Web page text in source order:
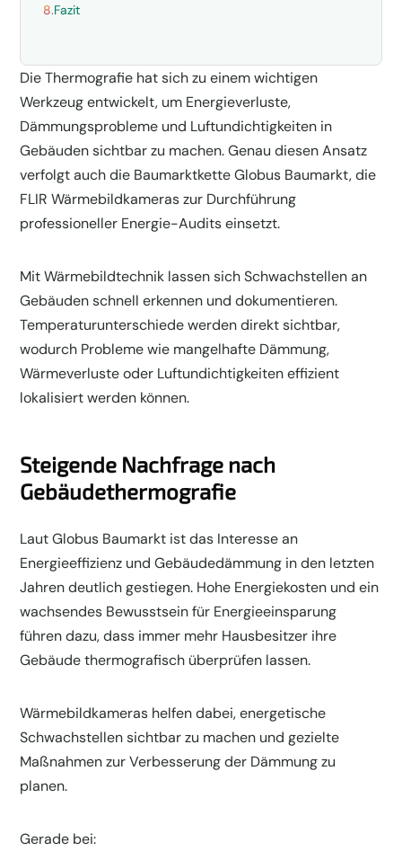
8.Fazit
Die Thermografie hat sich zu einem wichtigen
Werkzeug entwickelt, um Energieverluste,
Dämmungsprobleme und Luftundichtigkeiten in
Gebäuden sichtbar zu machen. Genau diesen Ansatz
verfolgt auch die Baumarktkette Globus Baumarkt, die
FLIR Wärmebildkameras zur Durchführung
professioneller Energie-Audits einsetzt.
Mit Wärmebildtechnik lassen sich Schwachstellen an
Gebäuden schnell erkennen und dokumentieren.
Temperaturunterschiede werden direkt sichtbar,
wodurch Probleme wie mangelhafte Dämmung,
Wärmeverluste oder Luftundichtigkeiten effizient
lokalisiert werden können.
Steigende Nachfrage nach
Gebäudethermografie
Laut Globus Baumarkt ist das Interesse an
Energieeffizienz und Gebäudedämmung in den letzten
Jahren deutlich gestiegen. Hohe Energiekosten und ein
wachsendes Bewusstsein für Energieeinsparung
führen dazu, dass immer mehr Hausbesitzer ihre
Gebäude thermografisch überprüfen lassen.
Wärmebildkameras helfen dabei, energetische
Schwachstellen sichtbar zu machen und gezielte
Maßnahmen zur Verbesserung der Dämmung zu
planen.
Gerade bei: